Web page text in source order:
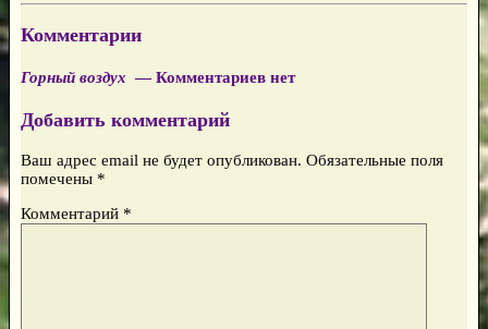
Комментарии
Горный воздух — Комментариев нет
Добавить комментарий
Ваш адрес email не будет опубликован. Обязательные поля
помечены *
Комментарий *